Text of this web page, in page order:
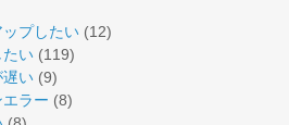
プしたい (12)
たい (119)
遅い (9)
ラー (8)